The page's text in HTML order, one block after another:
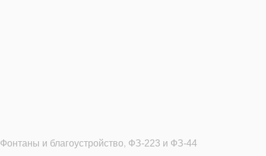
Фонтаны и благоустройство, ФЗ-223 и ФЗ-44